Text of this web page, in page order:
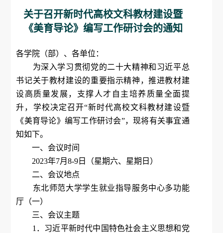
关于召开新时代高校文科教材建设暨
《美育导论》编写工作研讨会的通知
各学院（部）、各单位：
为深入学习贯彻党的二十大精神和习近平总
书记关于教材建设的重要指示精神，推进教材建
设高质量发展，支撑人才自主培养质量全面提
升，学校决定召开“新时代高校文科教材建设暨
《美育导论》编写工作研讨会”，现将有关事宜通
知如下。
一、会议时间
2023年7月8-9日（星期六、星期日）
二、会议地点
东北师范大学学生就业指导服务中心多功能
厅（一）
三、会议主题
1．习近平新时代中国特色社会主义思想和党